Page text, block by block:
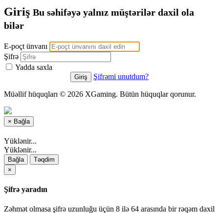
Giriş Bu səhifəyə yalnız müştərilər daxil ola
bilər
E-poçt ünvanı
Şifrə
Yadda saxla
Şifrəmi unutdum?
Müəllif hüquqları © 2026 XGaming. Bütün hüquqlar qorunur.
× Bağla
Yüklənir...
Yüklənir...
Bağla
Təqdim
×
Şifrə yaradın
Zəhmət olmasa şifrə uzunluğu üçün 8 ilə 64 arasında bir rəqəm daxil